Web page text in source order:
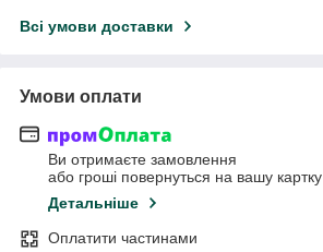
Всі умови доставки
Умови оплати
Ви отримаєте замовлення
або гроші повернуться на вашу картку
Детальніше
Оплатити частинами